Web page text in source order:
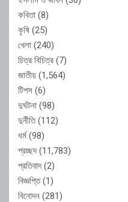
কবিতা (8)
কৃষি (25)
খেলা (240)
চিত্র বিচিত্র (7)
জাতীয় (1,564)
টিপস (6)
দুর্ঘটনা (98)
দুর্নীতি(112)
ধর্ম(98)
প্রচ্ছদ(11,783)
প্রতিবাদ(2)
বিজ্ঞপ্তি(1)
বিনোদন (281)